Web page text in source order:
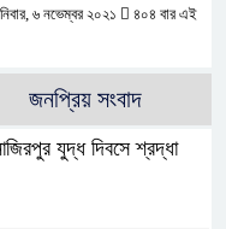
৬ নভেম্বর ২০২১
৪০৪ বার এই
জনপ্রিয় সংবাদ
যুদ্ধ দিবসে শ্রদ্ধা